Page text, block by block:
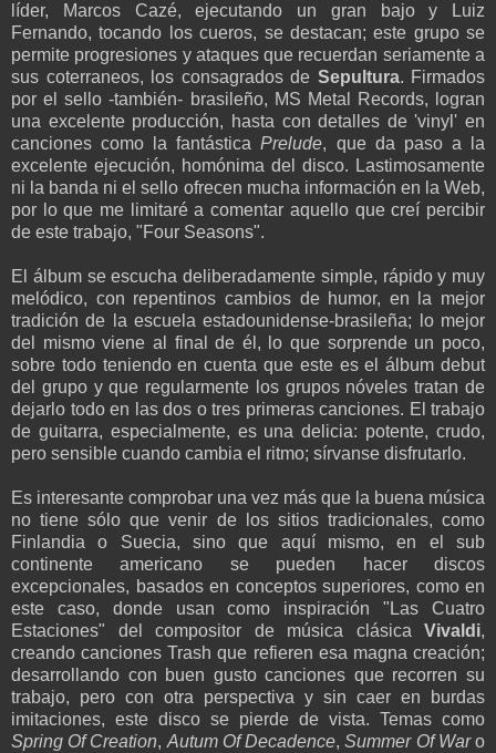
líder, Marcos Cazé, ejecutando un gran bajo y Luiz
Fernando, tocando los cueros, se destacan; este grupo se
permite progresiones y ataques que recuerdan seriamente a
sus coterraneos, los consagrados de Sepultura. Firmados
por el sello -también- brasileño, MS Metal Records, logran
una excelente producción, hasta con detalles de 'vinyl' en
canciones como la fantásticaPrelude, que da paso a la
excelente ejecución, homónima del disco. Lastimosamente
ni la banda ni el sello ofrecen mucha información en la Web,
por lo que me limitaré a comentar aquello que creí percibir
de este trabajo, "Four Seasons".
El álbum se escucha deliberadamente simple, rápido y muy
melódico, con repentinos cambios de humor, en la mejor
tradición de la escuela estadounidense-brasileña; lo mejor
del mismo viene al final de él, lo que sorprende un poco,
sobre todo teniendo en cuenta que este es el álbum debut
del grupo y que regularmente los grupos nóveles tratan de
dejarlo todo en las dos o tres primeras canciones. El trabajo
de guitarra, especialmente, es una delicia: potente, crudo,
pero sensible cuando cambia el ritmo; sírvanse disfrutarlo.
Es interesante comprobar una vez más que la buena música
no tiene sólo que venir de los sitios tradicionales, como
Finlandia o Suecia, sino que aquí mismo, en el sub
continente americano se pueden hacer discos
excepcionales, basados en conceptos superiores, como en
este caso, donde usan como inspiración "Las Cuatro
Estaciones" del compositor de música clásica Vivaldi,
creando canciones Trash que refieren esa magna creación;
desarrollando con buen gusto canciones que recorren su
trabajo, pero con otra perspectiva y sin caer en burdas
imitaciones, este disco se pierde de vista. Temas como
Spring Of Creation, Autum Of Decadence,Summer Of Waro